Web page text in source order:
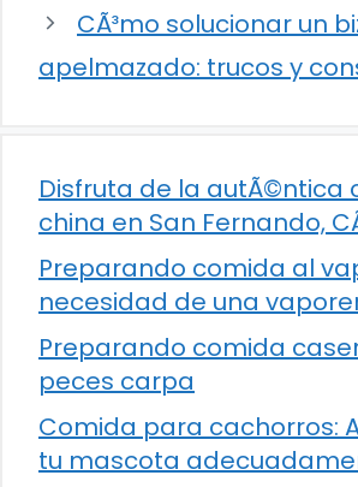
CÃ³mo solucionar un
apelmazado: trucos y
Disfruta de la autÃ©ntica
china en San Fernando,
Preparando comida al
necesidad de una
Preparando comida
peces carpa
Comida para cachorros:
tu mascota